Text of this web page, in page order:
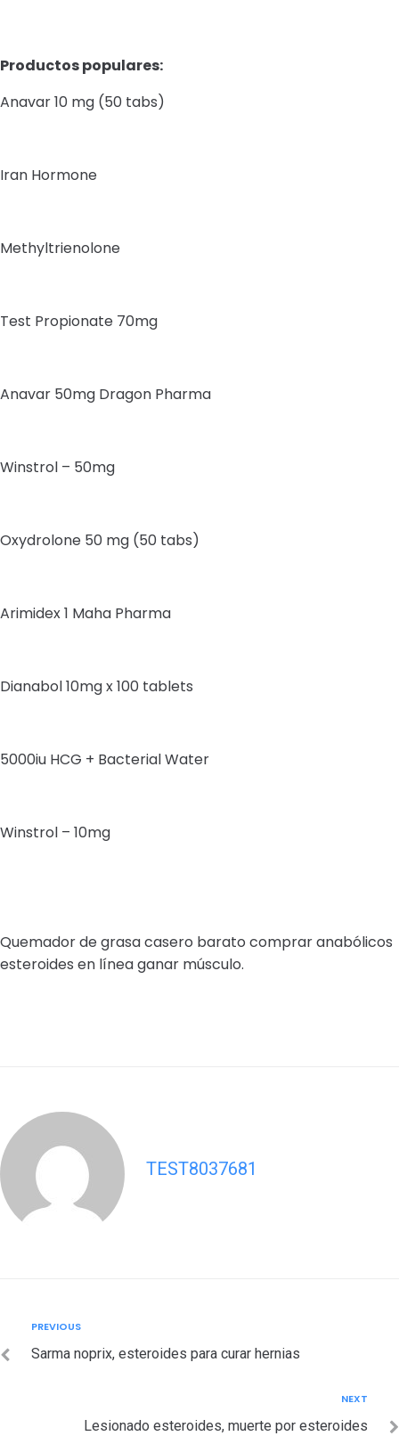
Productos populares:
Anavar 10 mg (50 tabs)
Iran Hormone
Methyltrienolone
Test Propionate 70mg
Anavar 50mg Dragon Pharma
Winstrol – 50mg
Oxydrolone 50 mg (50 tabs)
Arimidex 1 Maha Pharma
Dianabol 10mg x 100 tablets
5000iu HCG + Bacterial Water
Winstrol – 10mg
Quemador de grasa casero barato comprar anabólicos
esteroides en línea ganar músculo.
TEST8037681
navigation
Previous
PREVIOUS
Sarma noprix, esteroides para curar hernias
NEXT
Lesionado esteroides, muerte por esteroides